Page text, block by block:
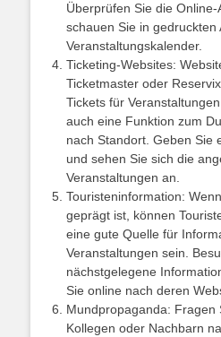
Überprüfen Sie die
schauen Sie in gedruckten
Veranstaltungskalender.
Ticketing-Websites:
Ticketmaster oder
Tickets für
auch eine Funktion zum
nach Standort. Geben Sie
und sehen Sie sich die
Veranstaltungen an.
Touristeninformation:
geprägt ist, können
eine gute Quelle für
Veranstaltungen sein.
nächstgelegene
Sie online nach deren
Mundpropaganda: Fragen
Kollegen oder Nachbarn